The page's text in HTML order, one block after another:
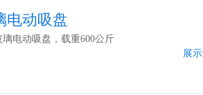
电动吸盘
电动吸盘，载重600公斤
展